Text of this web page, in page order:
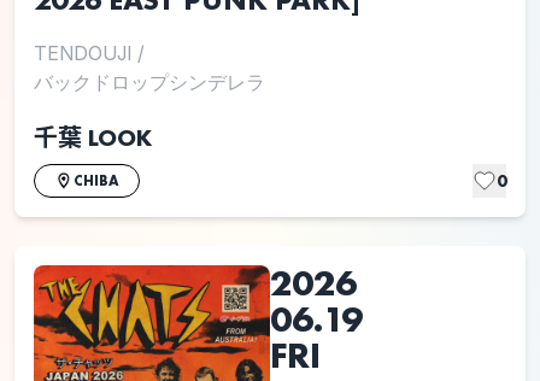
TENDOUJI /
バックドロップシンデレラ
千葉 LOOK
CHIBA 0
2026
06.19
FRI